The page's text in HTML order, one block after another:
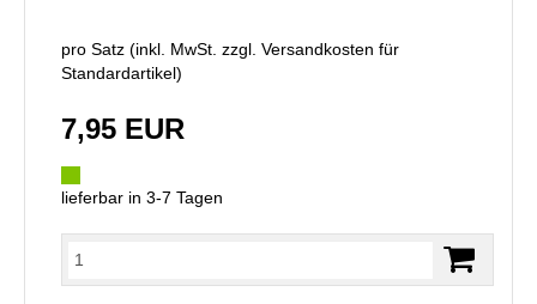
pro Satz (inkl. MwSt. zzgl. Versandkosten für
Standardartikel)
7,95 EUR
lieferbar in 3-7 Tagen